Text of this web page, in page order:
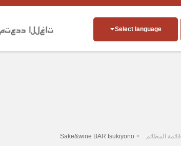
Select language
قائمة المطائم Sake&wine BAR tsukiyono